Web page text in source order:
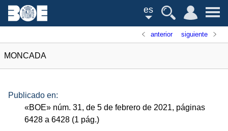
es
anterior siguiente
MONCADA
Publicado en:
«BOE» núm. 31, de 5 de febrero de 2021, páginas
6428 a 6428 (1 pág.)